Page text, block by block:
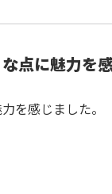
な点に魅力を
を感じました。